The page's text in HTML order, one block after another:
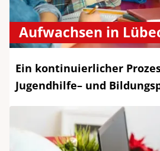
Aufwachsen in
Ein kontinuierlicher
Jugendhilfe– und